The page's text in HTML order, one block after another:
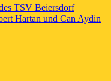
TSV Beiersdorf
Hartan und Can Aydin